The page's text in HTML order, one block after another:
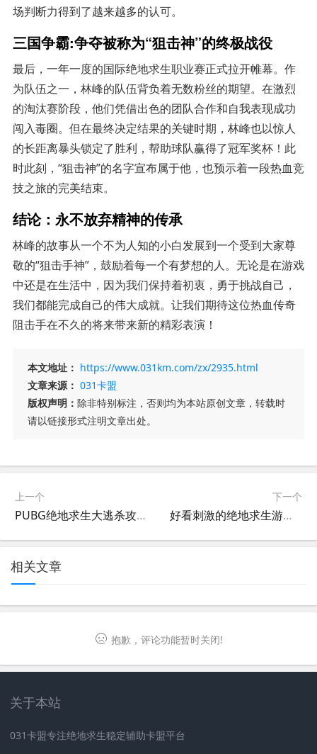
场判断力得到了越来越多的认可。
三国争霸:争夺被称为“狙击神”的终极战役
最后，一年一度的国际绝地求生职业赛正式拉开帷幕。作
为队伍之一，林峰的队伍背负着无数粉丝的期望。在激烈
的淘汰赛阶段，他们凭借出色的团队合作和自我表现成功
闯入毒圈。但在最终决定结果的关键时期，林峰也以惊人
的长距离暴头锁定了胜利，帮助球队赢得了冠军奖杯！此
时此刻，“狙击神”的名字宣布属于他，也预示着一段热血竞
技之旅的完美结束。
结论：永不放弃精神的传承
林峰的故事从一个不为人知的小白发展到一个受到大家尊
敬的“狙击手神”，鼓励着每一个有梦想的人。无论是在游戏
中还是在生活中，因为我们保持着初衷，勇于挑战自己，
我们都能完成自己的伟大成就。让我们期待这位热血传奇
阻击手在不久的将来带来新的精彩表演！
本文地址： https://www.031km.com/zx/2935.html
文章来源： 031卡盟
版权声明： 除非特别标注，否则均为本站原创文章，转载时
请以链接形式注明文章出处。
上一个
PUBG绝地求生大逃杀攻略：快速上手指南-如何在PUBG绝地求生中成为顶级玩家
下一个
好看刺激的绝地求生游戏小说推荐-绝地求生题材的小说哪里找？
相关文章
抱歉，评论功能暂时关闭!
关于本站
031卡盟专注绝地求生稳定辅助卡盟平台